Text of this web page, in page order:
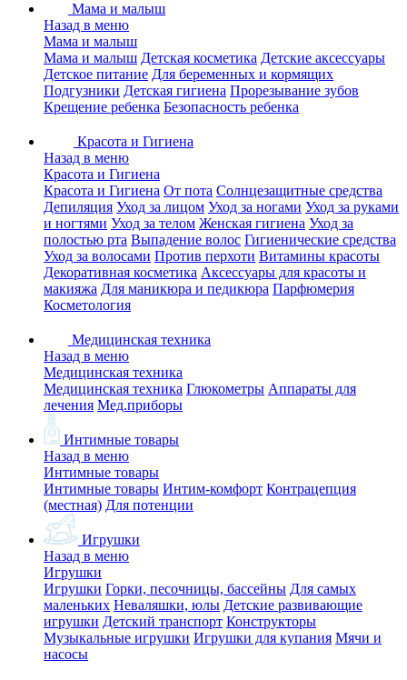
Мама и малыш
Назад в меню
Мама и малыш
Мама и малыш Детская косметика Детские аксессуары
Детское питание Для беременных и кормящих
Подгузники Детская гигиена Прорезывание зубов
Крещение ребенка Безопасность ребенка
Красота и Гигиена
Назад в меню
Красота и Гигиена
Красота и Гигиена От пота Солнцезащитные средства
Депиляция Уход за лицом Уход за ногами Уход за руками
и ногтями Уход за телом Женская гигиена Уход за
полостью рта Выпадение волос Гигиенические средства
Уход за волосами Против перхоти Витамины красоты
Декоративная косметика Аксессуары для красоты и
макияжа Для маникюра и педикюра Парфюмерия
Косметология
Медицинская техника
Назад в меню
Медицинская техника
Медицинская техника Глюкометры Аппараты для
лечения Мед.приборы
Интимные товары
Назад в меню
Интимные товары
Интимные товары Интим-комфорт Контрацепция
(местная) Для потенции
Игрушки
Назад в меню
Игрушки
Игрушки Горки, песочницы, бассейны Для самых
маленьких Неваляшки, юлы Детские развивающие
игрушки Детский транспорт Конструкторы
Музыкальные игрушки Игрушки для купания Мячи и
насосы